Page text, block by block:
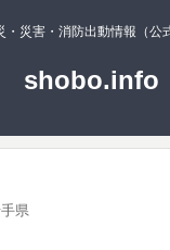
・災害・消防出動情報（公
shobo.info
県